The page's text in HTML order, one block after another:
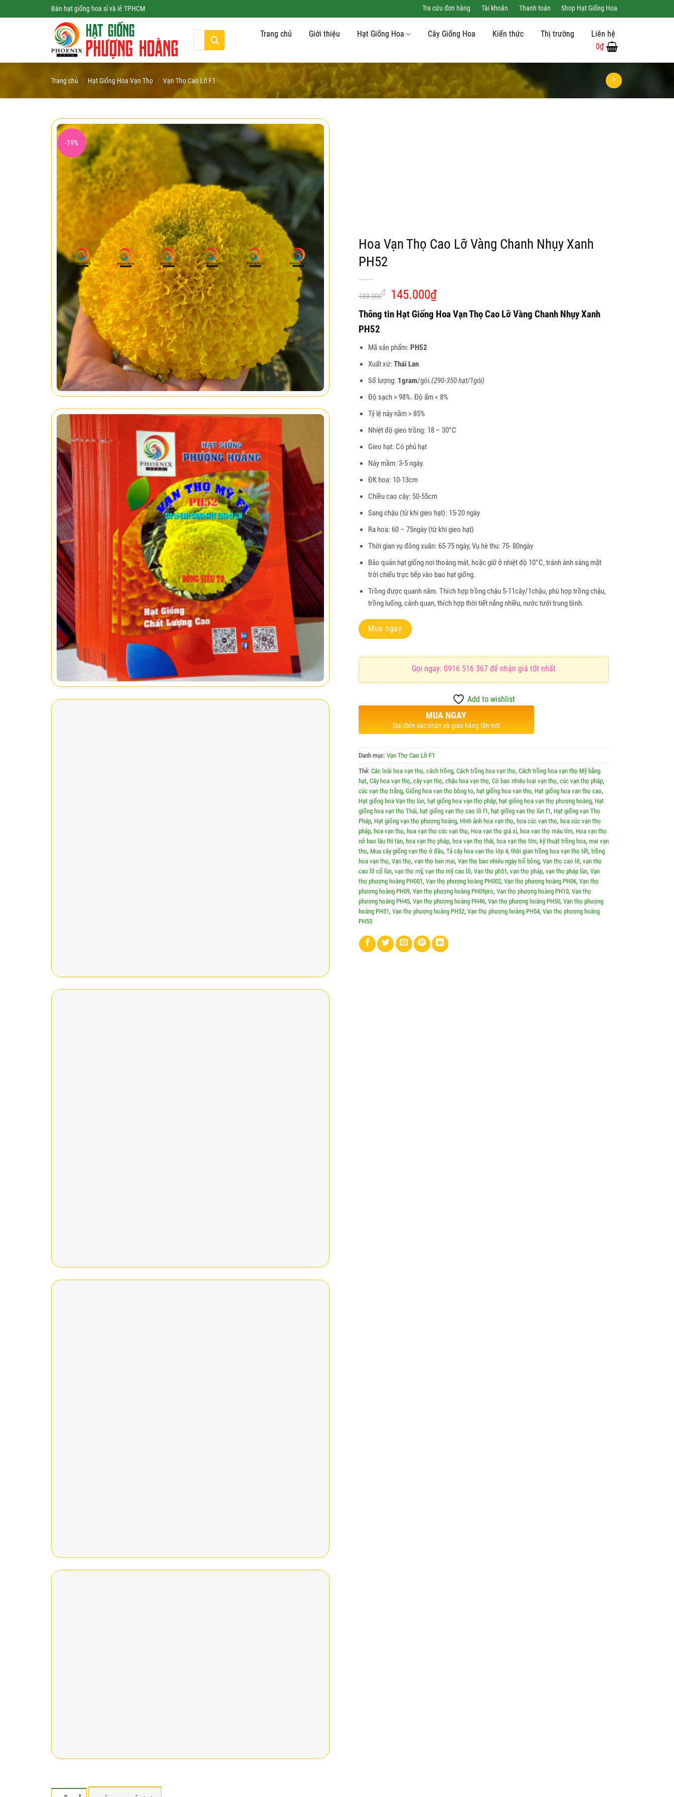
to
Bán hạt giống hoa sỉ và lẻ TPHCM Tra cứu đơn hàng Tài khoản Thanh toán Shop Hạt Giống Hoa
Trang chủ Giới thiệu Hạt Giống Hoa Cây Giống Hoa Kiến thức Thị trường
Liên hệ
0₫
Trang chủ / Hạt Giống Hoa Vạn Thọ / Vạn Thọ Cao Lỡ F1
-19%
Add to
wishlist
Hoa Vạn Thọ Cao Lỡ Vàng Chanh Nhụy Xanh
PH52
180.000₫
Giá
là:
145.000₫Giá
tại
Thông tin Hạt Giống Hoa Vạn Thọ Cao Lỡ Vàng Chanh Nhụy Xanh
PH52
Mã sản phẩm: PH52
Xuất xứ:Thái Lan
Số lượng: 1gram/gói.(290-350 hạt/1gói)
Độ sạch > 98%. Độ ẩm < 8%
Tỷ lệ nảy nầm > 85%
Nhiệt độ gieo trồng: 18 – 30°C
Gieo hạt: Có phủ hạt
Nảy mầm: 3-5 ngày.
ĐK hoa: 10-13cm
Chiều cao cây: 50-55cm
Sang chậu (từ khi gieo hạt): 15-20 ngày
Ra hoa: 60 – 75ngày (từ khi gieo hạt)
Thời gian vụ đông xuân: 65-75 ngày, Vụ hè thu: 75- 80ngày
Bảo quản hạt giống nơi thoáng mát, hoặc giữ ở nhiệt độ 10°C, tránh ánh sáng mặt
trời chiếu trực tiếp vào bao hạt giống.
Trồng được quanh năm. Thích hợp trồng chậu 5-11cây/1chậu, phù hợp trồng chậu,
trồng luống, cảnh quan, thích hợp thời tiết nắng nhiều, nước tưới trung bình.
Mua ngay
Gọi ngay: 0916 516 367 để nhận giá tốt nhất
Add to wishlist
MUA NGAY
Gọi điện xác nhận và giao hàng tận nơi
Danh mục: Vạn Thọ Cao Lỡ F1
Thẻ: Các loài hoa vạn thọ, cách trồng, Cách trồng hoa vạn thọ, Cách trồng hoa vạn thọ Mỹ bằng
hạt, Cây hoa vạn thọ, cây vạn thọ, chậu hoa vạn thọ, Có bao nhiêu loại vạn thọ, cúc vạn thọ pháp,
cúc vạn thọ trắng, Giống hoa vạn thọ bông to, hạt giống hoa vạn thọ, Hạt giống hoa vạn thọ cao,
Hạt giống hoa Vạn thọ lùn, hạt giống hoa vạn thọ pháp, hạt giống hoa vạn thọ phượng hoàng, Hạt
giống hoa vạn thọ Thái, hạt giống vạn thọ cao lỡ f1, hạt giống vạn thọ lùn f1, Hạt giống vạn Thọ
Pháp, Hạt giống vạn thọ phượng hoàng, Hình ảnh hoa vạn thọ, hoa cúc vạn thọ, hoa cúc vạn thọ
pháp, hoa vạn thọ, hoa vạn thọ cúc vạn thọ, Hoa vạn thọ giá sỉ, hoa vạn thọ màu tím, Hoa vạn thọ
nở bao lâu thì tàn, hoa vạn thọ pháp, hoa vạn thọ thái, hoa vạn thọ tím, kỹ thuật trồng hoa, mai vạn
thọ, Mua cây giống vạn thọ ở đâu, Tả cây hoa vạn thọ lớp 4, thời gian trồng hoa vạn thọ tết, trồng
hoa vạn thọ, Vạn thọ, van thọ ban mai, Vạn thọ bao nhiêu ngày trổ bông, Vạn thọ cao lỡ, vạn thọ
cao lỡ cổ lùn, vạn thọ mỹ, vạn thọ mỹ cao lỡ, Vạn thọ ph51, vạn thọ pháp, vạn thọ pháp lùn, Vạn
thọ phượng hoàng PH001, Vạn thọ phượng hoàng PH002, Vạn thọ phượng hoàng PH06, Vạn thọ
phượng hoàng PH09, Vạn thọ phượng hoàng PH09pro, Vạn thọ phượng hoàng PH10, Vạn thọ
phượng hoàng PH45, Vạn thọ phượng hoàng PH46, Vạn thọ phượng hoàng PH50, Vạn thọ phượng
hoàng PH51, Vạn thọ phượng hoàng PH52, Vạn thọ phượng hoàng PH54, Vạn thọ phượng hoàng
PH55